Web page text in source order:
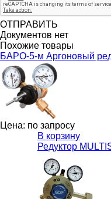
ОТПРАВИТЬ
Документов нет
Похожие товары
БАРО-5-м Аргоновый
Цена: по запросу
В корзину
Редуктор